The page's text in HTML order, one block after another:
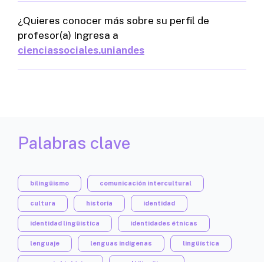
¿Quieres conocer más sobre su perfil de
profesor(a) Ingresa a
cienciassociales.uniandes
Palabras clave
bilingüismo comunicación intercultural
cultura historia identidad
identidad lingüística identidades étnicas
lenguaje lenguas indígenas lingüística